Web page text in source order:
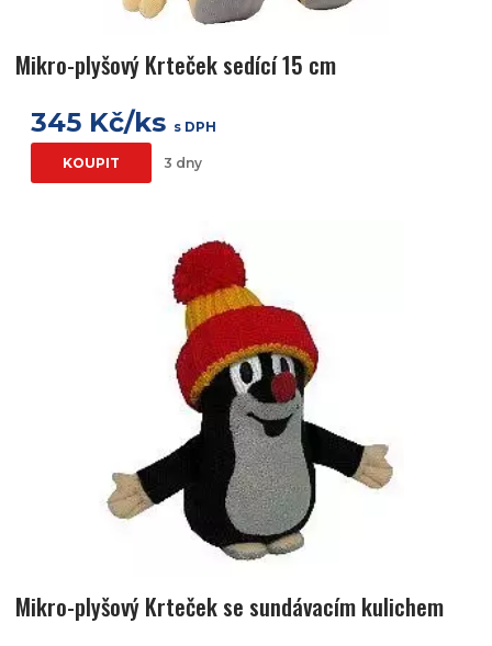
Mikro-plyšový Krteček sedící 15 cm
345 Kč/ks s DPH
KOUPIT 3 dny
Mikro-plyšový Krteček se sundávacím kulichem